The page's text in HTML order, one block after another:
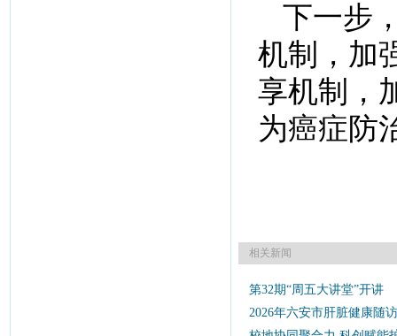
下一步
机制，加
享机制，
为癌症防
相关新闻
第32期“周五大讲堂”开讲
2026年六安市肝脏健康随